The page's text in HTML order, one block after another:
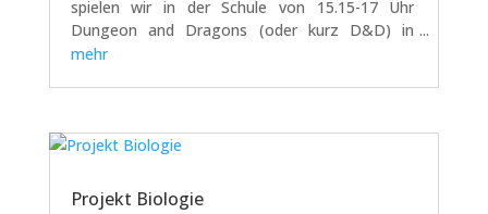
spielen wir in der Schule von 15.15-17 Uhr
Dungeon and Dragons (oder kurz D&D) in
einem Club. D&D ist ein Pen&Paper-Rollenspiel,
mehr
Projekt Biologie